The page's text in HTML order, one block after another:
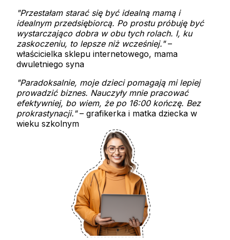
"Przestałam starać się być idealną mamą i
idealnym przedsiębiorcą. Po prostu próbuję być
wystarczająco dobra w obu tych rolach. I, ku
zaskoczeniu, to lepsze niż wcześniej."–
właścicielka sklepu internetowego, mama
dwuletniego syna
"Paradoksalnie, moje dzieci pomagają mi lepiej
prowadzić biznes. Nauczyły mnie pracować
efektywniej, bo wiem, że po 16:00 kończę. Bez
prokrastynacji."– grafikerka i matka dziecka w
wieku szkolnym